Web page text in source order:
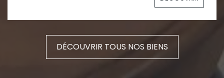
DÉCOUVRIR TOUS NOS BIENS